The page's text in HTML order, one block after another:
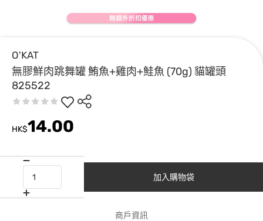
O'KAT
無膠鮮肉跳舞罐 鮪魚+雞肉+鮭魚 (70g) 貓罐頭
825522
HK$14.00
加入購物袋
商戶資訊